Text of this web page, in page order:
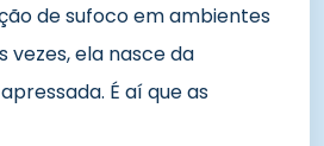
de sufoco em ambientes
vezes, ela nasce da
É aí que as